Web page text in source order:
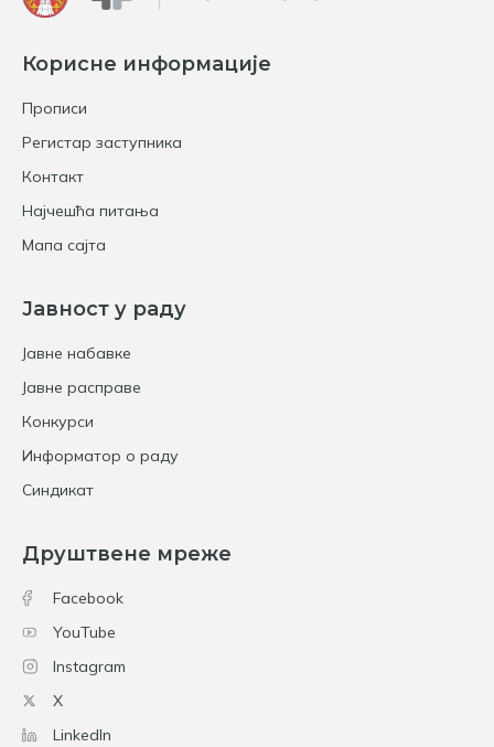
Корисне информације
Прописи
Регистар заступника
Контакт
Најчешћа питања
Мапа сајта
Јавност у раду
Јавне набавке
Јавне расправе
Конкурси
Информатор о раду
Синдикат
Друштвене мреже
Facebook
YouTube
Instagram
X
LinkedIn